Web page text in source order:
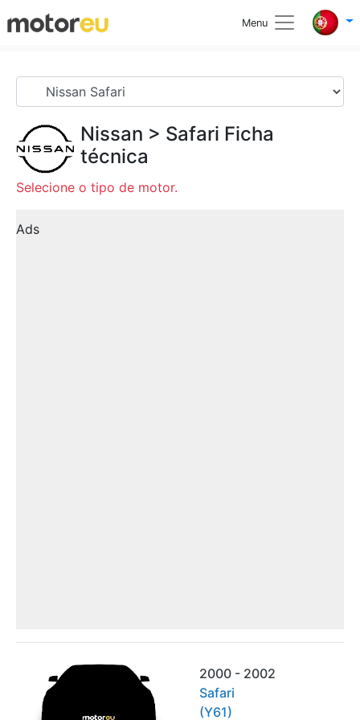
Menu
Nissan > Safari Ficha
técnica
Selecione o tipo de motor.
Ads
2000 - 2002
Safari
(Y61)